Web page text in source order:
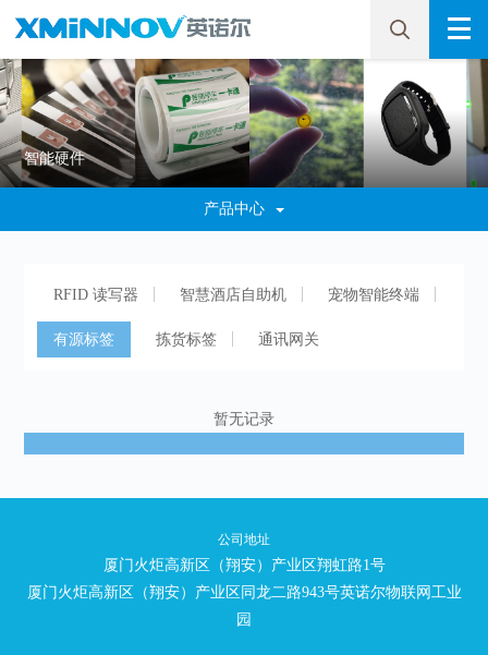
智能硬件
产品中心
RFID 读写器 智慧酒店自助机 宠物智能终端
有源标签 拣货标签 通讯网关
暂无记录
公司地址
厦门火炬高新区（翔安）产业区翔虹路1号
厦门火炬高新区（翔安）产业区同龙二路943号英诺尔物联网工业
园